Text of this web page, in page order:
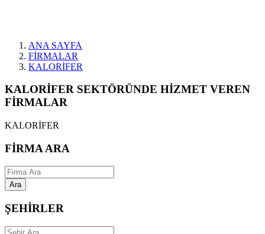
ANA SAYFA
FİRMALAR
KALORİFER
KALORİFER SEKTÖRÜNDE HİZMET VEREN
FİRMALAR
KALORİFER
FİRMA ARA
Ara
ŞEHİRLER